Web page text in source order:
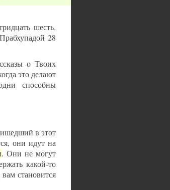
шесть.
28
о Твоих
это делают
способны
в этот
они идут на
. Они не могут
какой-то
становится